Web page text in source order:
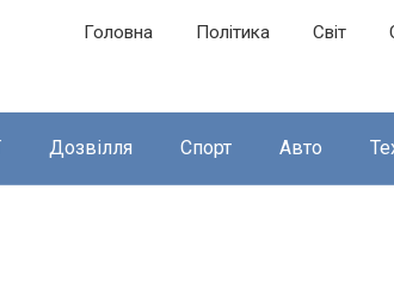
Головна Політика Світ
Дозвілля Спорт Авто